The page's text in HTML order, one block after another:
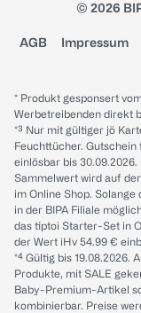
© 2026
AGB Impressum
* Produkt gesponsert
Werbetreibenden direkt
*³ Nur mit gültiger jö
Feuchttücher.
einlösbar bis
Sammelwert wird auf
im Online Shop.
in der BIPA Filiale
das tiptoi Starter-Set in
der Wert iHv 54.99 €
*⁴ Gültig bis 19.08.2026.
Produkte, mit SALE
Baby-Premium-Artikel
kombinierbar. Preise